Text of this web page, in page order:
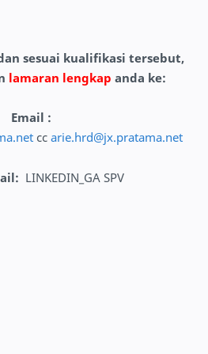
sesuai kualifikasi tersebut,
lamaran lengkap anda ke:
Email :
cc arie.hrd@jx.pratama.net
: LINKEDIN_GA SPV